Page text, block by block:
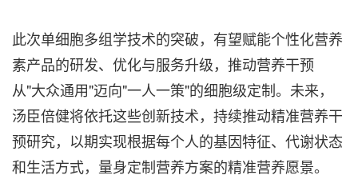
此次单细胞多组学技术的突破，有望赋能个性化营养
素产品的研发、优化与服务升级，推动营养干预
从"大众通用"迈向"一人一策"的细胞级定制。未来，
汤臣倍健将依托这些创新技术，持续推动精准营养干
预研究，以期实现根据每个人的基因特征、代谢状态
和生活方式，量身定制营养方案的精准营养愿景。